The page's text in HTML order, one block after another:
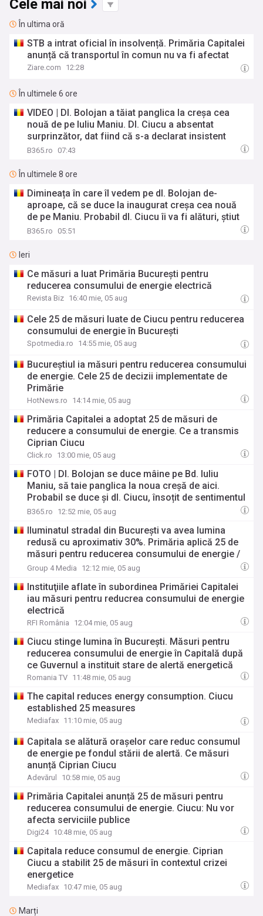
Cele mai noi
În ultima oră
STB a intrat oficial în insolvență. Primăria Capitalei
anunță că transportul în comun nu va fi afectat
Ziare.com 12:28
În ultimele 6 ore
VIDEO | Dl. Bolojan a tăiat panglica la creșa cea
nouă de pe Iuliu Maniu. Dl. Ciucu a absentat
surprinzător, dat fiind că s-a declarat insistent
satisfăcut de proiect
B365.ro 07:43
În ultimele 8 ore
Dimineața în care îl vedem pe dl. Bolojan de-
aproape, că se duce la inaugurat creșa cea nouă
de pe Maniu. Probabil dl. Ciucu îi va fi alături, știut
fiind că e foarte satisfăcut de lucrare
B365.ro 05:51
Ieri
Ce măsuri a luat Primăria București pentru
reducerea consumului de energie electrică
Revista Biz 16:40 mie, 05 aug
Cele 25 de măsuri luate de Ciucu pentru reducerea
consumului de energie în București
Spotmedia.ro 14:55 mie, 05 aug
Bucureștiul ia măsuri pentru reducerea consumului
de energie. Cele 25 de decizii implementate de
Primărie
HotNews.ro 14:14 mie, 05 aug
Primăria Capitalei a adoptat 25 de măsuri de
reducere a consumului de energie. Ce a transmis
Ciprian Ciucu
Click.ro 13:00 mie, 05 aug
FOTO | Dl. Bolojan se duce mâine pe Bd. Iuliu
Maniu, să taie panglica la noua creșă de aici.
Probabil se duce și dl. Ciucu, însoțit de sentimentul
de paternitate asupra proiectului
B365.ro 12:52 mie, 05 aug
Iluminatul stradal din București va avea lumina
redusă cu aproximativ 30%. Primăria aplică 25 de
măsuri pentru reducerea consumului de energie /
Operatorii reclamelor luminoase, notificați să le
Termoenergetica și instituțiile din subordinea PMB
Group 4 Media 12:12 mie, 05 aug
Instituţiile aflate în subordinea Primăriei Capitalei
iau măsuri pentru reducrea consumului de energie
electrică
RFI România 12:04 mie, 05 aug
Ciucu stinge lumina în București. Măsuri pentru
reducerea consumului de energie în Capitală după
ce Guvernul a instituit stare de alertă energetică
Romania TV 11:48 mie, 05 aug
The capital reduces energy consumption. Ciucu
established 25 measures
Mediafax 11:10 mie, 05 aug
Capitala se alătură orașelor care reduc consumul
de energie pe fondul stării de alertă. Ce măsuri
anunță Ciprian Ciucu
Adevărul 10:58 mie, 05 aug
Primăria Capitalei anunță 25 de măsuri pentru
reducerea consumului de energie. Ciucu: Nu vor
afecta serviciile publice
Digi24 10:48 mie, 05 aug
Capitala reduce consumul de energie. Ciprian
Ciucu a stabilit 25 de măsuri în contextul crizei
energetice
Mediafax 10:47 mie, 05 aug
Marți